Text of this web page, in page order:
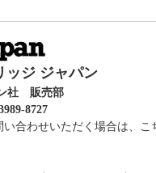
ッジ ジャパン
ン社 販売部
8727
合わせいただく場合は、